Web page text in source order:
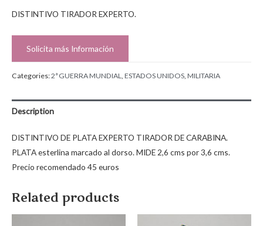
DISTINTIVO TIRADOR EXPERTO.
Solicita más Información
Categories:2ª GUERRA MUNDIAL, ESTADOS UNIDOS, MILITARIA
Description
DISTINTIVO DE PLATA EXPERTO TIRADOR DE CARABINA.
PLATA esterlina marcado al dorso. MIDE 2,6 cms por 3,6 cms.
Precio recomendado 45 euros
Related products